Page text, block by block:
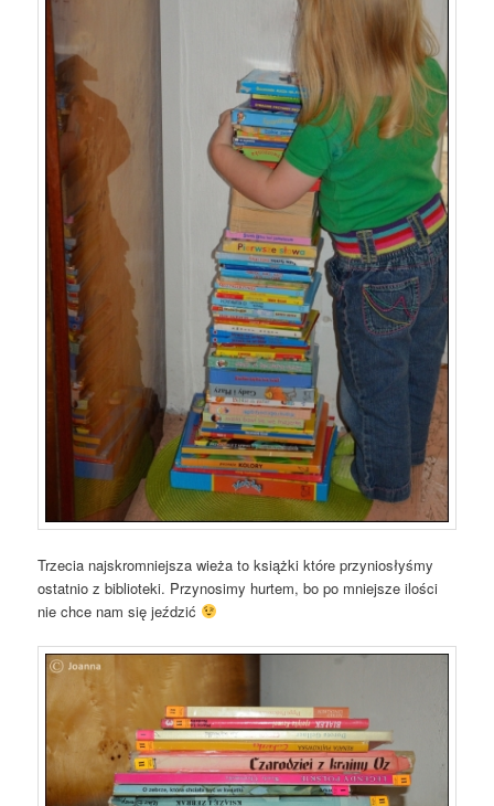
Trzecia najskromniejsza wieża to książki które przyniosłyśmy
ostatnio z biblioteki. Przynosimy hurtem, bo po mniejsze ilości
nie chce nam się jeździć